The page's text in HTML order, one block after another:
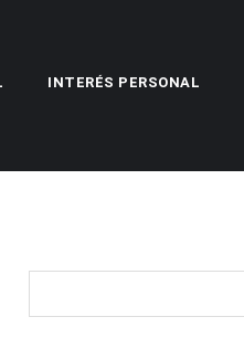
INTERÉS PERSONAL